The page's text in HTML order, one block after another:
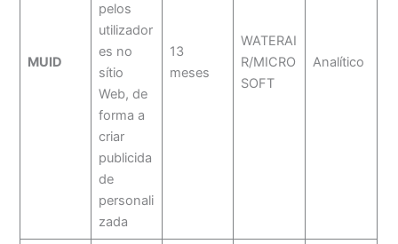
MUID
pelos
utilizador
es no
sítio
Web, de
forma a
criar
publicida
de
personali
zada
13
meses
WATERAI
R/MICRO
SOFT
Analítico